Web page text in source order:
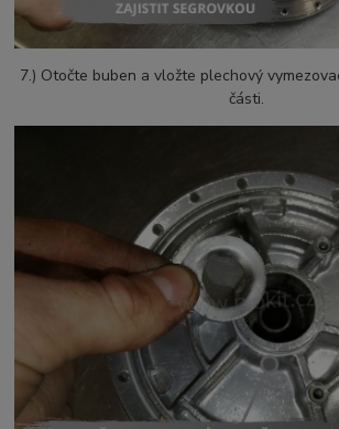
7.) Otočte buben a vložte plechový
části.